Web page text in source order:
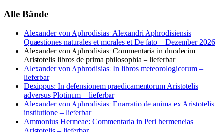
Alle Bände
Alexander von Aphrodisias: Alexandri Aphrodisiensis
Quaestiones naturales et morales et De fato – Dezember 2026
Alexander von Aphrodisias: Commentaria in duodecim
Aristotelis libros de prima philosophia – lieferbar
Alexander von Aphrodisias: In libros meteorologicorum –
lieferbar
Dexippus: In defensionem praedicamentorum Aristotelis
adversus Plotinum – lieferbar
Alexander von Aphrodisias: Enarratio de anima ex Aristotelis
institutione – lieferbar
Ammonius Hermeae: Commentaria in Peri hermeneias